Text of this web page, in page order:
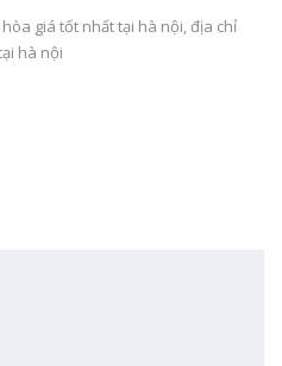
giá tốt nhất tại hà nội,địa chỉ
hà nội